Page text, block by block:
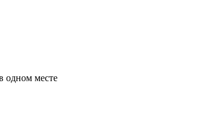
одном месте